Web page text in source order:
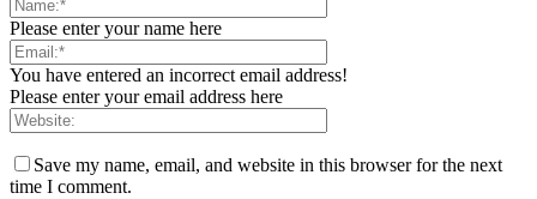
Please enter your name here
You have entered an incorrect email address!
Please enter your email address here
Save my name, email, and website in this browser for the next
time I comment.